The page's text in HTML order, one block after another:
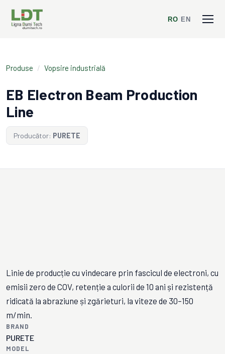
RO EN
Produse / Vopsire industrială
EB Electron Beam Production
Line
Producător: PURETE
Linie de producție cu vindecare prin fascicul de electroni, cu
emisii zero de COV, retenție a culorii de 10 ani și rezistență
ridicată la abraziune și zgărieturi, la viteze de 30–150
m/min.
BRAND
PURETE
MODEL